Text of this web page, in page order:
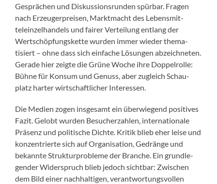
Gesprächen und Diskus­sion­srun­den spür­bar. Fra­gen
nach Erzeuger­preisen, Mark­t­macht des Lebens­mit­
teleinzel­han­dels und fair­er Verteilung ent­lang der
Wertschöp­fungs­kette wur­den immer wieder the­ma­
tisiert – ohne dass sich ein­fache Lösun­gen abze­ich­neten.
Ger­ade hier zeigte die Grüne Woche ihre Dop­pel­rolle:
Bühne für Kon­sum und Genuss, aber zugle­ich Schau­
platz har­ter wirtschaftlich­er Inter­essen.
Die Medi­en zogen ins­ge­samt ein über­wiegend pos­i­tives
Faz­it. Gelobt wur­den Besucherzahlen, inter­na­tionale
Präsenz und poli­tis­che Dichte. Kri­tik blieb eher leise und
konzen­tri­erte sich auf Organ­i­sa­tion, Gedränge und
bekan­nte Struk­tur­prob­leme der Branche. Ein grundle­
gen­der Wider­spruch blieb jedoch sicht­bar: Zwis­chen
dem Bild ein­er nach­halti­gen, ver­ant­wor­tungsvollen